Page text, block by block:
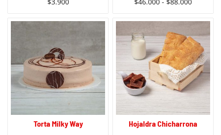
Torta Milky Way
Hojaldra Chicharrona